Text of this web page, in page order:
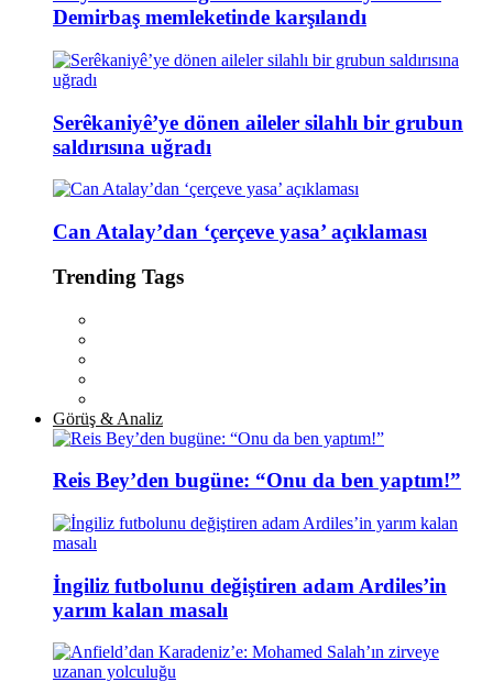
Demirbaş memleketinde karşılandı
Serêkaniyê’ye dönen aileler silahlı bir grubun
saldırısına uğradı
Can Atalay’dan ‘çerçeve yasa’ açıklaması
Trending Tags
Görüş & Analiz
Reis Bey’den bugüne: “Onu da ben yaptım!”
İngiliz futbolunu değiştiren adam Ardiles’in
yarım kalan masalı